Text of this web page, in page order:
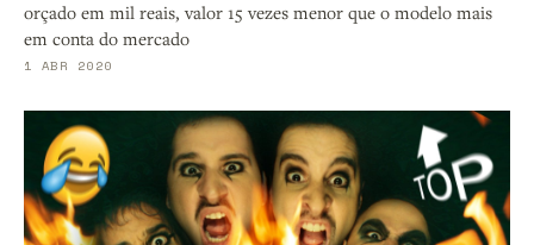
orçado em mil reais, valor 15 vezes menor que o modelo mais
em conta do mercado
1 ABR 2020